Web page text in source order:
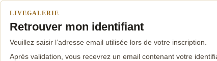
LIVEGALERIE
Retrouver mon identifiant
Veuillez saisir l’adresse email utilisée lors de votre inscription.
Après validation, vous recevrez un email contenant votre